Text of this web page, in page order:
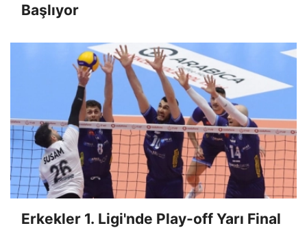
Başlıyor
Erkekler 1. Ligi'nde Play-off Yarı Final